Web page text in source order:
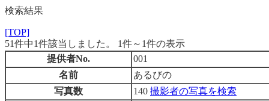
検索結果
[TOP]
51件中1件該当しました。 1件～1件の表示
提供者No.
001
名前
あるびの
写真数
140 撮影者の写真を検索